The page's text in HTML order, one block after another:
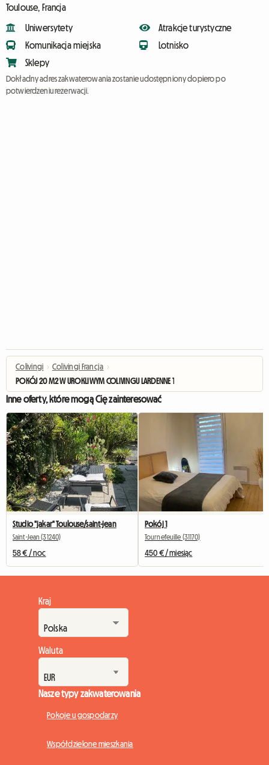
Toulouse, Francja
Uniwersytety
Komunikacja miejska
Sklepy
Atrakcje turystyczne
Lotnisko
Dokładny adres zakwaterowania zostanie udostępniony dopiero po
potwierdzeniu rezerwacji.
Colivingi › Colivingi Francja ›
POKÓJ 20 M2 W UROKLIWYM COLIVINGU LARDENNE TULUZA
Inne oferty, które mogą Cię zainteresować
Studio "jakar" Toulouse/saint-jean
Saint-Jean (31240)
58 € / noc
Pokój 1
Tournefeuille (31170)
450 € / miesiąc
Kraj
Waluta
Nasze typy zakwaterowania
Pokoje u gospodarzy
Współdzielone mieszkania